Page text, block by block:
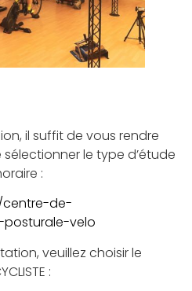
il suffit de vous rendre
le type d’étude
:
de-
velo
veuillez choisir le
: